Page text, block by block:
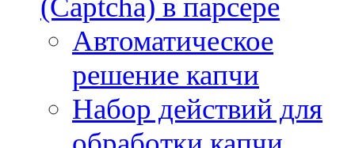
(Captcha) в парсере
Автоматическое
решение капчи
Набор действий для